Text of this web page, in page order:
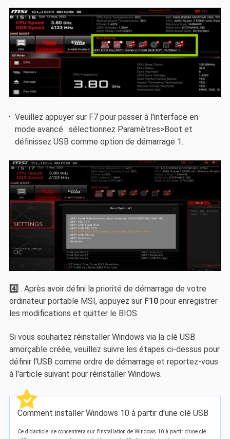
Veuillez appuyer sur F7 pour passer à l'interface en
mode avancé : sélectionnez Paramètres>Boot et
définissez USB comme option de démarrage 1.
4️⃣ . Après avoir défini la priorité de démarrage de votre
ordinateur portable MSI, appuyez sur F10pour enregistrer
les modifications et quitter le BIOS.
Si vous souhaitez réinstaller Windows via la clé USB
amorçable créée, veuillez suivre les étapes ci-dessus pour
définir l'USB comme ordre de démarrage et reportez-vous
à l'article suivant pour réinstaller Windows.
Comment installer Windows 10 à partir d'une clé USB
Ce didacticiel se concentrera sur l'installation de Windows 10 à partir d'une clé